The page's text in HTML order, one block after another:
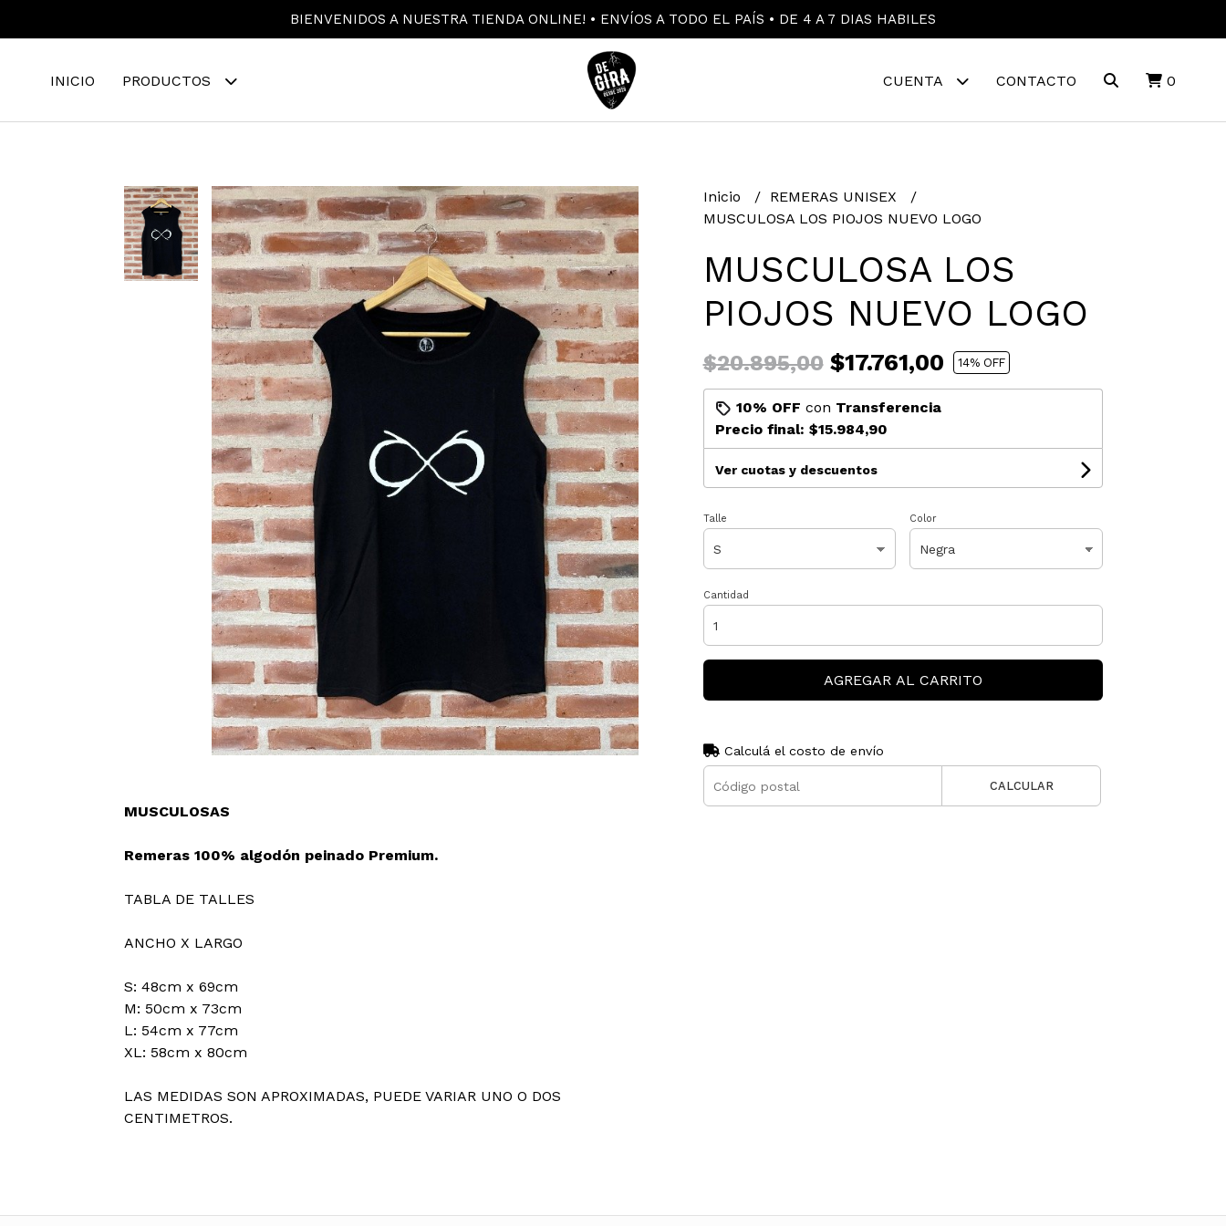
BIENVENIDOS A NUESTRA TIENDA ONLINE! • ENVÍOS A TODO EL PAÍS • DE 4 A 7 DIAS HABILES
INICIO PRODUCTOS CUENTA CONTACTO 0
MUSCULOSAS
Remeras 100% algodón peinado Premium.
TABLA DE TALLES
ANCHO X LARGO
S: 48cm x 69cm
M: 50cm x 73cm
L: 54cm x 77cm
XL: 58cm x 80cm
LAS MEDIDAS SON APROXIMADAS, PUEDE VARIAR UNO O DOS
CENTIMETROS.
Inicio
REMERAS UNISEX
MUSCULOSA LOS PIOJOS NUEVO LOGO
MUSCULOSA LOS
PIOJOS NUEVO LOGO
$20.895,00$17.761,00 14% OFF
10% OFF con Transferencia
Precio final: $15.984,90
Ver cuotas y descuentos
Talle Color
Cantidad
AGREGAR AL CARRITO
Calculá el costo de envío
CALCULAR